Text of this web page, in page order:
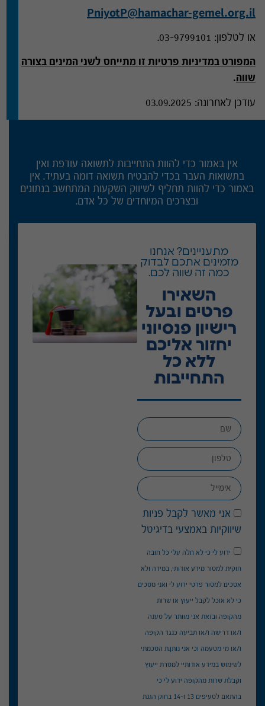
PniyotP@hamachar-gemel.org.il
או לטלפון: 03-9799101.
המפורט במדיניות פרטיות זו מתייחס לשני המינים בצורה
שווה.
עודכן לאחרונה: 03.09.2025
אין באמור כדי להוות התחייבות לתשואה עודפת ואין
בתשואות העבר בכדי להבטיח תשואה דומה בעתיד. אין
באמור כדי להוות תחליף לשיווק השקעות המתחשב בנתונים
ובצרכים המיוחדים של כל אדם.
מתעניינים? אנחנו
מזמינים אתכם לבדוק
כמה זה שווה לכם.
השאירו
פרטים ובעל
רישיון פנסיוני
יחזור אליכם
ללא כל
התחייבות
אני מאשר לקבל פניות
שיווקיות באמצעי בדיגיטל
ידוע לי כי לא חלה עלי כל חובה
חוקית למסור מידע אודותי, במידה ולא
אסכים למסור פרטי ידוע לי ואני מסכים
כי לא אוכל לקבל ייעוץ או שרות
מהקופה ובזאת אני מוותר על טענה
ו/או דרישה ו/או תביעה כנגד הקופה
ו/או מי מטעמה וכי אני נותן.ת הסכמתי
לשימוש במידע אודותיי למטרת ייעוץ
וקבלת שרות מהקופה ידוע לי כי
בהתאם לסעיפים 13 ו-14 בחוק הגנת